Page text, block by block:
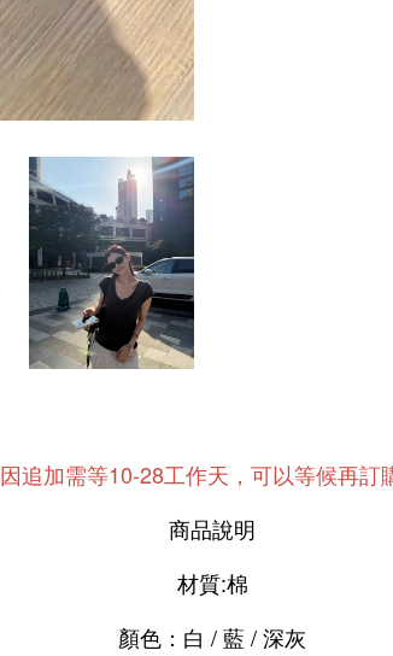
因追加需等10-28工作天，可以等候再訂
商品說明
材質:棉
顏色：白 / 藍 / 深灰